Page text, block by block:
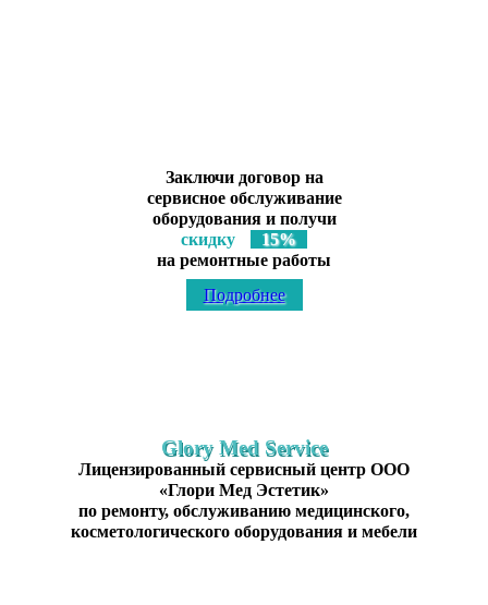
Заключи договор на
сервисное обслуживание
оборудования и получи
скидку
15%
на ремонтные работы
Подробнее
Glory Med Service
Лицензированный сервисный центр ООО
«Глори Мед Эстетик»
по ремонту, обслуживанию медицинского,
косметологического оборудования и мебели